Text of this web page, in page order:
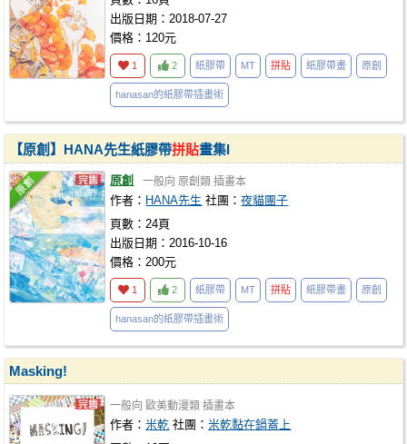
出版日期：2018-07-27
價格：120元
1 2 紙膠帶 MT 拼貼 紙膠帶畫 原創
hanasan的紙膠帶插畫術
【原創】HANA先生紙膠帶拼貼畫集I
原創 一般向 原創類 插畫本
作者： HANA先生 社團：夜貓團子
頁數：24頁
出版日期：2016-10-16
價格：200元
1 2 紙膠帶 MT 拼貼 紙膠帶畫 原創
hanasan的紙膠帶插畫術
Masking!
一般向 歐美動漫類 插畫本
作者：米乾 社團：米乾黏在鍋蓋上